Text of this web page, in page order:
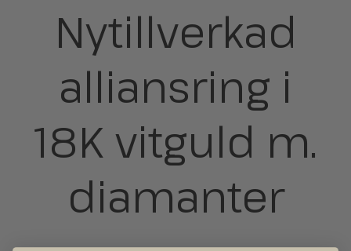
Nytillverkad
alliansring i
18K vitguld m.
diamanter